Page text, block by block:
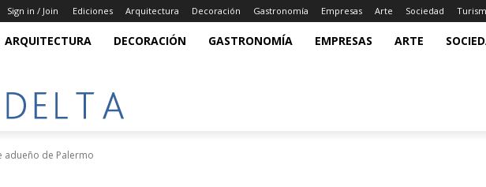
Sign in / Join Ediciones Arquitectura Decoración Gastronomía Empresas Arte Sociedad
ARQUITECTURA DECORACIÓN GASTRONOMÍA EMPRESAS ARTE
adueño de Palermo